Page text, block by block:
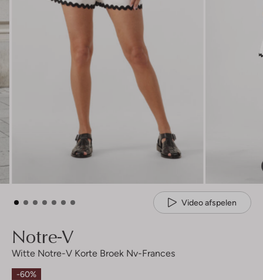
Video afspelen
Notre-V
Witte Notre-V Korte Broek Nv-Frances
-60%